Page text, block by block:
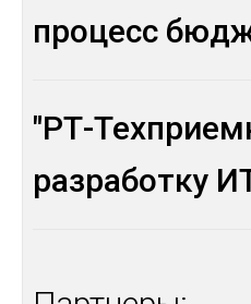
процесс
"РТ-
разработку